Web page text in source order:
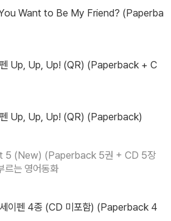
You Want to Be My Friend? (Paperba
펜 Up, Up, Up! (QR) (Paperback + C
펜 Up, Up, Up! (QR) (Paperback)
5 (New) (Paperback 5권 + CD 5장
는 영어동화
세이펜 4종 (CD 미포함) (Paperback 4